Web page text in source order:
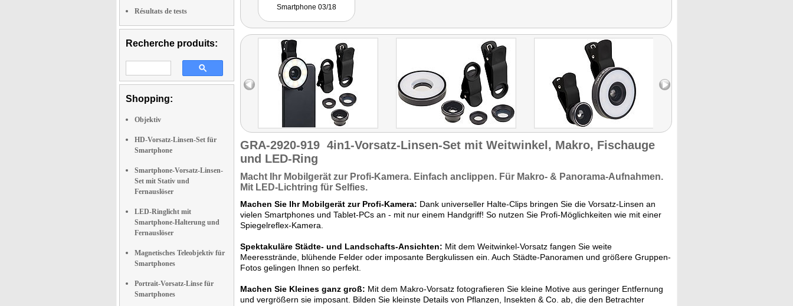
Résultats de tests
Recherche produits:
Shopping:
Objektiv
HD-Vorsatz-Linsen-Set für
Smartphone
Smartphone-Vorsatz-Linsen-
Set mit Stativ und
Fernauslöser
LED-Ringlicht mit
Smartphone-Halterung und
Fernauslöser
Magnetisches Teleobjektiv für
Smartphones
Portrait-Vorsatz-Linse für
Smartphones
Smartphone 03/18
GRA-2920-919 4in1-Vorsatz-Linsen-Set mit Weitwinkel, Makro, Fischauge
und LED-Ring
Macht Ihr Mobilgerät zur Profi-Kamera. Einfach anclippen. Für Makro- & Panorama-Aufnahmen.
Mit LED-Lichtring für Selfies.
Machen Sie Ihr Mobilgerät zur Profi-Kamera: Dank universeller Halte-Clips bringen Sie die Vorsatz-Linsen an
vielen Smartphones und Tablet-PCs an - mit nur einem Handgriff! So nutzen Sie Profi-Möglichkeiten wie mit einer
Spiegelreflex-Kamera.
Spektakuläre Städte- und Landschafts-Ansichten: Mit dem Weitwinkel-Vorsatz fangen Sie weite
Meeresstrände, blühende Felder oder imposante Bergkulissen ein. Auch Städte-Panoramen und größere Gruppen-
Fotos gelingen Ihnen so perfekt.
Machen Sie Kleines ganz groß: Mit dem Makro-Vorsatz fotografieren Sie kleine Motive aus geringer Entfernung
und vergrößern sie imposant. Bilden Sie kleinste Details von Pflanzen, Insekten & Co. ab, die den Betrachter